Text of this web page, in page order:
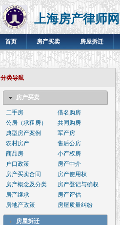
上海房产律师网
首页 房产买卖 房屋拆迁
分类导航
房产买卖
二手房
借名购房
公房（承租房）
共同购房
典型房产案例
军产房
农村房产
售后公房
商品房
小产权房
户口政策
房产中介
房产买卖合同
房产使用权
房产概念及分类
房产登记与确权
房产继承
房产评估
房地产政策
房屋质量纠纷
房屋拆迁